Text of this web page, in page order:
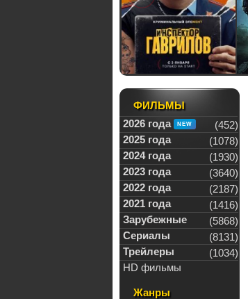
ФИЛЬМЫ
2026 года
(452)
2025 года
(1078)
2024 года
(1930)
2023 года
(3640)
2022 года
(2187)
2021 года
(1416)
Зарубежные
(5868)
Сериалы
(8131)
Трейлеры
(1034)
HD фильмы
Жанры